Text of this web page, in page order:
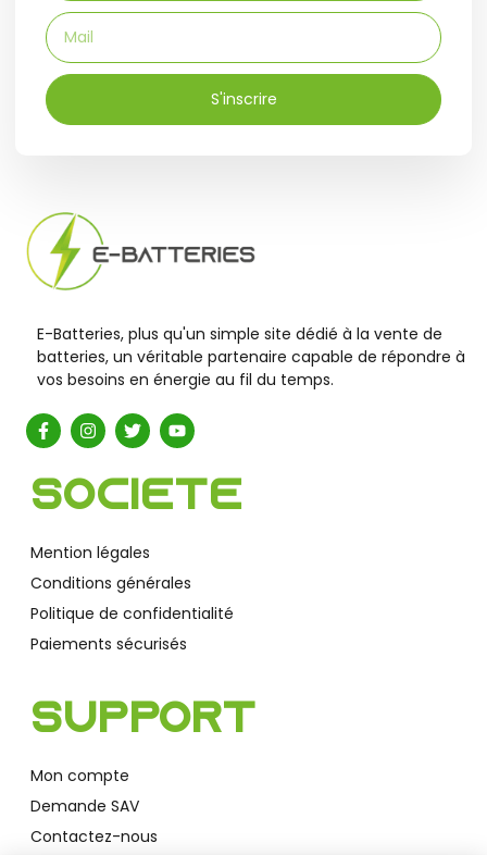
S'inscrire
E-Batteries, plus qu'un simple site dédié à la vente de
batteries, un véritable partenaire capable de répondre à
vos besoins en énergie au fil du temps.
Société
Mention légales
Conditions générales
Politique de confidentialité
Paiements sécurisés
Support
Mon compte
Demande SAV
Contactez-nous